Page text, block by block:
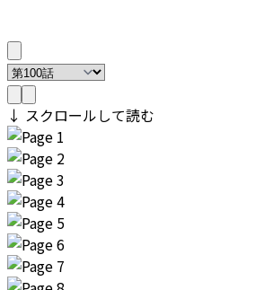
↓ スクロールして読む